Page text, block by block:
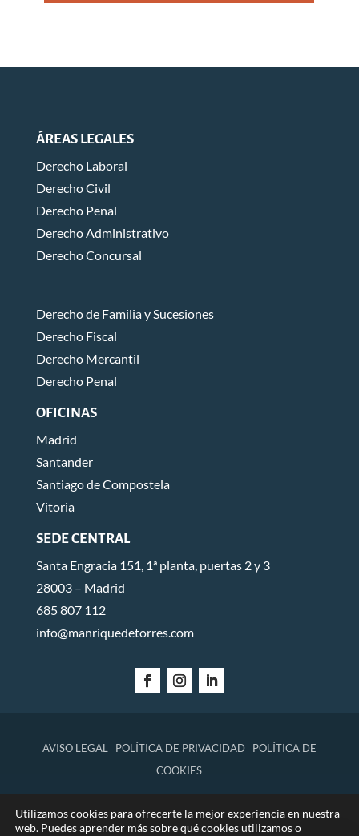
ÁREAS LEGALES
Derecho Laboral
Derecho Civil
Derecho Penal
Derecho Administrativo
Derecho Concursal
Derecho de Familia y Sucesiones
Derecho Fiscal
Derecho Mercantil
Derecho Penal
OFICINAS
Madrid
Santander
Santiago de Compostela
Vitoria
SEDE CENTRAL
Santa Engracia 151, 1ª planta, puertas 2 y 3
28003 – Madrid
685 807 112
info@manriquedetorres.com
AVISO LEGAL POLÍTICA DE PRIVACIDAD
POLÍTICA DE
COOKIES
© 2026 Manrique de Torres Abogados.
Utilizamos cookies para ofrecerte la mejor experiencia en nuestra
web. Puedes aprender más sobre qué cookies utilizamos o